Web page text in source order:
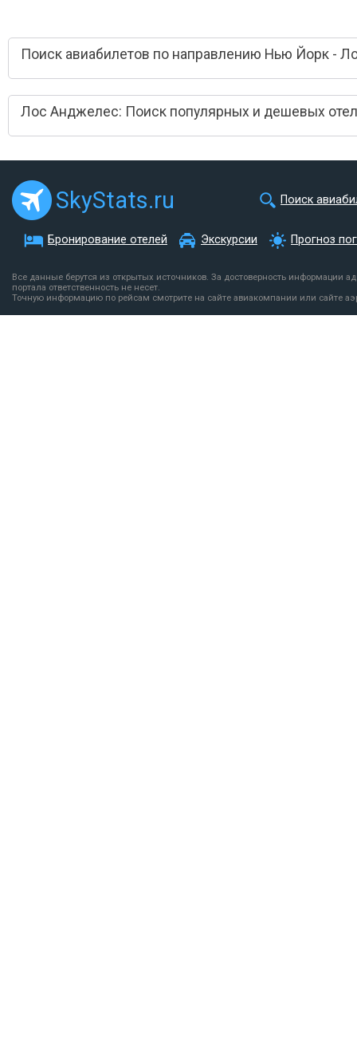
Поиск авиабилетов по направлению Нью Йорк -
Лос Анджелес: Поиск популярных и дешевых
SkyStats.ru Поиск
Бронирование отелей Экскурсии Прогноз
Все данные берутся из открытых источников. За достоверность информации
портала ответственность не несет.
Точную информацию по рейсам смотрите на сайте авиакомпании или сайте